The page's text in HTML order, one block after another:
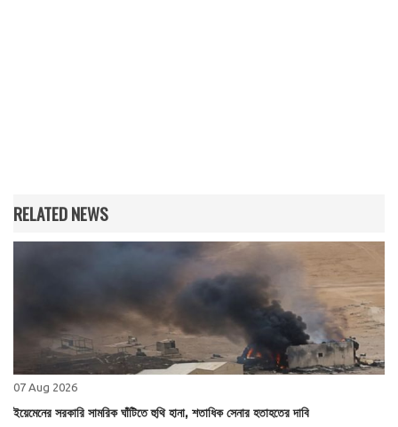
RELATED NEWS
07 Aug 2026
ইয়েমেনের সরকারি সামরিক ঘাঁটিতে হুথি হানা, শতাধিক সেনার হতাহতের দাবি